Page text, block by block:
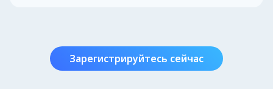
Зарегистрируйтесь сейчас